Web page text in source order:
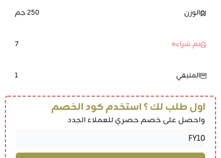
الوزن 250 جم
تم شراءه 7
المتبقي 1
اول طلب لك ؟ استخدم كود الخصم
واحصل على خصم حصري للعملاء الجدد